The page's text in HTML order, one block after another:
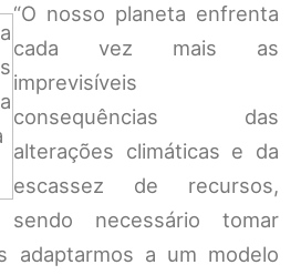
“O nosso planeta enfrenta
cada vez mais as
imprevisíveis
consequências das
alterações climáticas e da
escassez de recursos,
sendo necessário tomar
adaptarmos a um modelo